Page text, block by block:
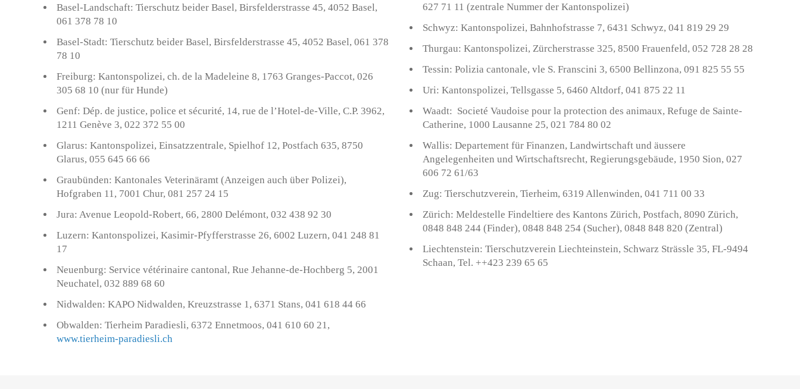
Basel-Landschaft: Tierschutz beider Basel, Birsfelderstrasse 45, 4052 Basel,
061 378 78 10
Basel-Stadt: Tierschutz beider Basel, Birsfelderstrasse 45, 4052 Basel, 061 378
78 10
Freiburg: Kantonspolizei, ch. de la Madeleine 8, 1763 Granges-Paccot, 026
305 68 10 (nur für Hunde)
Genf: Dép. de justice, police et sécurité, 14, rue de l’Hotel-de-Ville, C.P. 3962,
1211 Genève 3, 022 372 55 00
Glarus: Kantonspolizei, Einsatzzentrale, Spielhof 12, Postfach 635, 8750
Glarus, 055 645 66 66
Graubünden: Kantonales Veterinäramt (Anzeigen auch über Polizei),
Hofgraben 11, 7001 Chur, 081 257 24 15
Jura: Avenue Leopold-Robert, 66, 2800 Delémont, 032 438 92 30
Luzern: Kantonspolizei, Kasimir-Pfyfferstrasse 26, 6002 Luzern, 041 248 81
17
Neuenburg: Service vétérinaire cantonal, Rue Jehanne-de-Hochberg 5, 2001
Neuchatel, 032 889 68 60
Nidwalden: KAPO Nidwalden, Kreuzstrasse 1, 6371 Stans, 041 618 44 66
Obwalden: Tierheim Paradiesli, 6372 Ennetmoos, 041 610 60 21,
www.tierheim-paradiesli.ch
627 71 11 (zentrale Nummer der Kantonspolizei)
Schwyz: Kantonspolizei, Bahnhofstrasse 7, 6431 Schwyz, 041 819 29 29
Thurgau: Kantonspolizei, Zürcherstrasse 325, 8500 Frauenfeld, 052 728 28 28
Tessin: Polizia cantonale, vle S. Franscini 3, 6500 Bellinzona, 091 825 55 55
Uri: Kantonspolizei, Tellsgasse 5, 6460 Altdorf, 041 875 22 11
Waadt: Societé Vaudoise pour la protection des animaux, Refuge de Sainte-
Catherine, 1000 Lausanne 25, 021 784 80 02
Wallis: Departement für Finanzen, Landwirtschaft und äussere
Angelegenheiten und Wirtschaftsrecht, Regierungsgebäude, 1950 Sion, 027
606 72 61/63
Zug: Tierschutzverein, Tierheim, 6319 Allenwinden, 041 711 00 33
Zürich: Meldestelle Findeltiere des Kantons Zürich, Postfach, 8090 Zürich,
0848 848 244 (Finder), 0848 848 254 (Sucher), 0848 848 820 (Zentral)
Liechtenstein: Tierschutzverein Liechteinstein, Schwarz Strässle 35, FL-9494
Schaan, Tel. ++423 239 65 65